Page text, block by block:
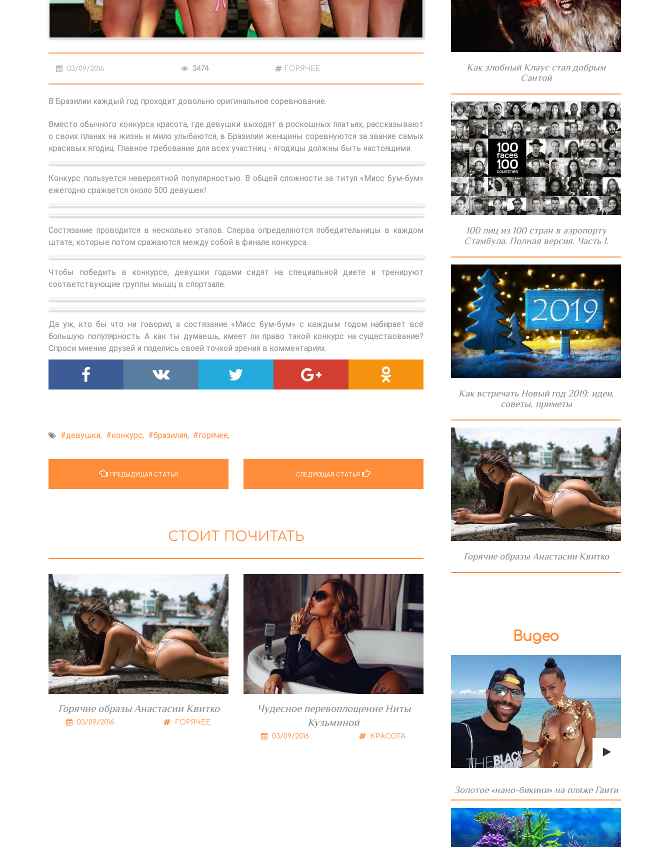
03/09/2016 3474 ГОРЯЧЕЕ
В Бразилии каждый год проходит довольно оригинальное соревнование.
Вместо обычного конкурса красота, где девушки выходят в роскошных платьях, рассказывают
о своих планах на жизнь и мило улыбаются, в Бразилии женщины соревнуются за звание самых
красивых ягодиц. Главное требование для всех участниц - ягодицы должны быть настоящими.
Конкурс пользуется невероятной популярностью. В общей сложности за титул «Мисс бум-бум»
ежегодно сражается около 500 девушек!
Состязание проводится в несколько этапов. Сперва определяются победительницы в каждом
штате, которые потом сражаются между собой в финале конкурса.
Чтобы победить в конкурсе, девушки годами сидят на специальной диете и тренируют
соответствующие группы мышц в спортзале.
Да уж, кто бы что ни говорил, а состязание «Мисс бум-бум» с каждым годом набирает всё
большую популярность. А как ты думаешь, имеет ли право такой конкурс на существование?
Спроси мнение друзей и поделись своей точкой зрения в комментариях.
девушки, конкурс, бразилия, горячее,
ПРЕДЫДУЩАЯ СТАТЬЯ СЛЕДУЮЩАЯ СТАТЬЯ
СТОИТ ПОЧИТАТЬ
Горячие образы Анастасии Квитко
03/09/2016 ГОРЯЧЕЕ
Чудесное перевоплощение Ниты
Кузьминой
03/09/2016 КРАСОТА
Как злобный Клаус стал добрым
Сантой
100 лиц из 100 стран в аэропорту
Стамбула. Полная версия. Часть 1.
Как встречать Новый год 2019: идеи,
советы, приметы
Горячие образы Анастасии Квитко
Видео
Золотое «нано-бикини» на пляже Гаити